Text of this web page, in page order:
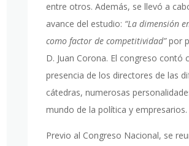
entre otros. Además, se llevó a
avance del estudio: “La dimensión
como factor de competitividad”por
D. Juan Corona. El congreso contó
presencia de los directores de las
cátedras, numerosas
mundo de la política y empresarios.
Previo al Congreso Nacional, se